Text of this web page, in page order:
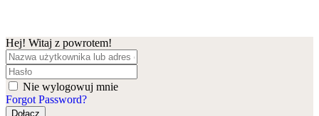
Hej! Witaj z powrotem!
Nie wylogowuj mnie
Forgot Password?
Dołącz